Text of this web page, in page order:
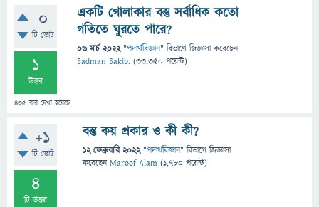
0
টি ভোট
1
উত্তর
435 বার দেখা হয়েছে
একটি গোলাকার বস্তু সর্বাধিক কতো
গতিতে ঘুরতে পারে?
06 মার্চ 2022 "পদার্থবিজ্ঞান" বিভাগে জিজ্ঞাসাকরেছেন
Sadman Sakib. (33,350 পয়েন্ট)
+1
টি ভোট
4
টি উত্তর
বস্তু কয় প্রকার ও কী কী?
12 ফেব্রুয়ারি 2022 "পদার্থবিজ্ঞান" বিভাগে জিজ্ঞাসা
করেছেনMaroof Alam (1,780 পয়েন্ট)